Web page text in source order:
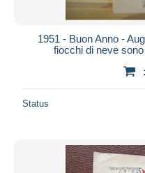
1951 - Buon Anno -
fiocchi di neve
Status